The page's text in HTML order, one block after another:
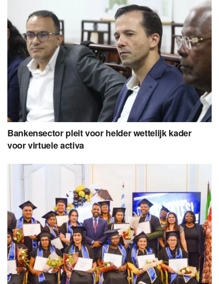
Bankensector pleit voor helder wettelijk kader
voor virtuele activa